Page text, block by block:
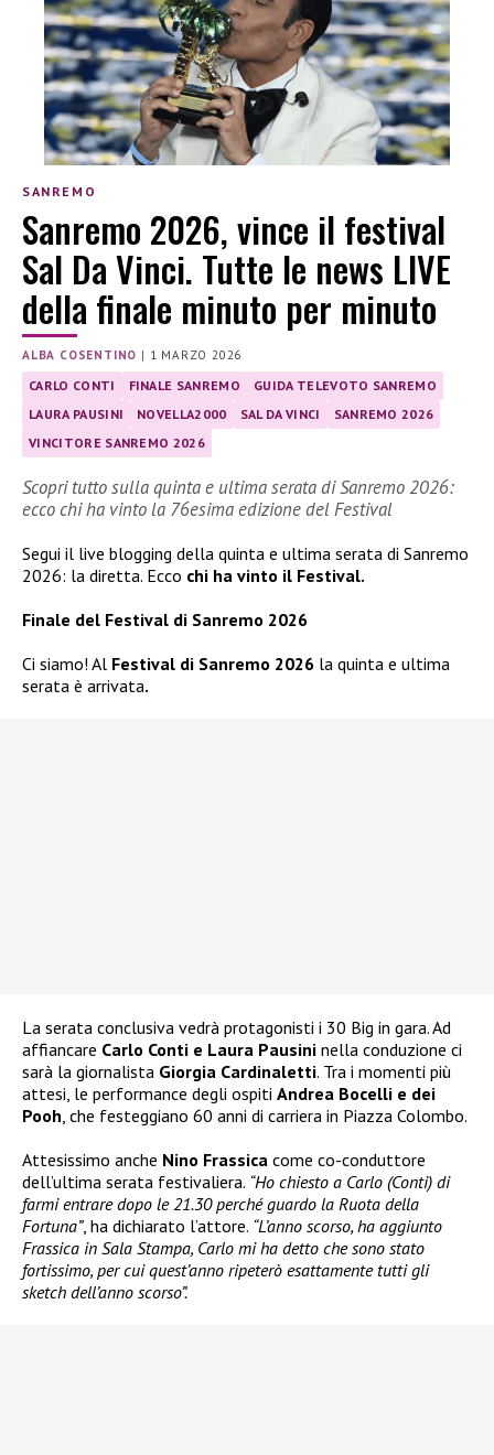
SANREMO
Sanremo 2026, vince il festival
Sal Da Vinci. Tutte le news LIVE
della finale minuto per minuto
ALBA COSENTINO | 1 MARZO 2026
CARLO CONTI FINALE SANREMO
GUIDA TELEVOTO SANREMO
LAURA PAUSINI
NOVELLA2000 SAL DA VINCI
SANREMO 2026
VINCITORE SANREMO 2026
Scopri tutto sulla quinta e ultima serata di Sanremo 2026:
ecco chi ha vinto la 76esima edizione del Festival
Segui il live blogging della quinta e ultima serata di Sanremo
2026: la diretta. Ecco chi ha vinto il Festival.
Finale del Festival di Sanremo 2026
Ci siamo! Al Festival di Sanremo 2026 la quinta e ultima
serata è arrivata.
La serata conclusiva vedrà protagonisti i 30 Big in gara. Ad
affiancare Carlo Conti e Laura Pausini nella conduzione ci
sarà la giornalista Giorgia Cardinaletti. Tra i momenti più
attesi, le performance degli ospiti Andrea Bocelli e dei
Pooh, che festeggiano 60 anni di carriera in Piazza Colombo.
Attesissimo anche Nino Frassica come co-conduttore
dell’ultima serata festivaliera. “Ho chiesto a Carlo (Conti) di
farmi entrare dopo le 21.30 perché guardo la Ruota della
Fortuna”, ha dichiarato l’attore. “L’anno scorso, ha aggiunto
Frassica in Sala Stampa, Carlo mi ha detto che sono stato
fortissimo, per cui quest’anno ripeterò esattamente tutti gli
sketch dell’anno scorso”.